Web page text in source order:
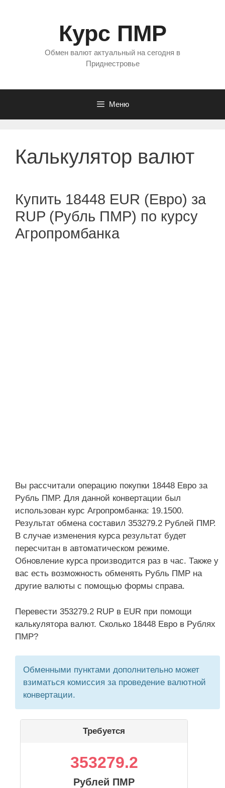
Курс ПМР
Обмен валют актуальный на сегодня в
Приднестровье
Меню
Калькулятор валют
Купить 18448 EUR (Евро) за
RUP (Рубль ПМР) по курсу
Агропромбанка
Вы рассчитали операцию покупки 18448 Евро за
Рубль ПМР. Для данной конвертации был
использован курс Агропромбанка: 19.1500.
Результат обмена составил 353279.2 Рублей ПМР.
В случае изменения курса результат будет
пересчитан в автоматическом режиме.
Обновление курса производится раз в час. Также у
вас есть возможность обменять Рубль ПМР на
другие валюты с помощью формы справа.
Перевести 353279.2 RUP в EUR при помощи
калькулятора валют. Сколько 18448 Евро в Рублях
ПМР?
Обменными пунктами дополнительно может
взиматься комиссия за проведение валютной
конвертации.
Требуется
353279.2
Рублей ПМР